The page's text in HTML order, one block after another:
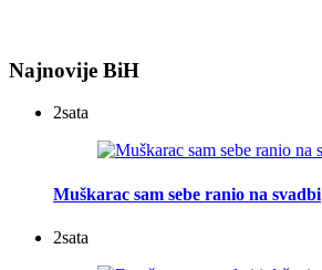
Najnovije BiH
2sata
Muškarac sam sebe ranio na svadbi
2sata